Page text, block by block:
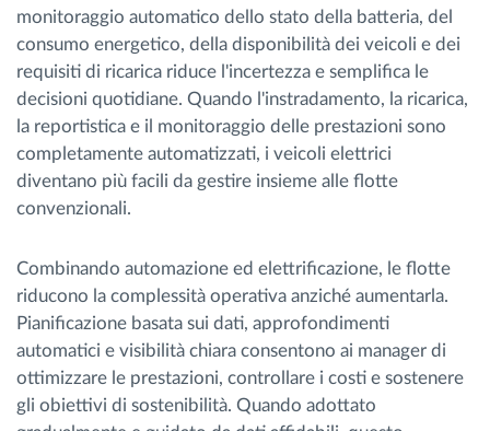
monitoraggio automatico dello stato della batteria, del
consumo energetico, della disponibilità dei veicoli e dei
requisiti di ricarica riduce l'incertezza e semplifica le
decisioni quotidiane. Quando l'instradamento, la ricarica,
la reportistica e il monitoraggio delle prestazioni sono
completamente automatizzati, i veicoli elettrici
diventano più facili da gestire insieme alle flotte
convenzionali.
Combinando automazione ed elettrificazione, le flotte
riducono la complessità operativa anziché aumentarla.
Pianificazione basata sui dati, approfondimenti
automatici e visibilità chiara consentono ai manager di
ottimizzare le prestazioni, controllare i costi e sostenere
gli obiettivi di sostenibilità. Quando adottato